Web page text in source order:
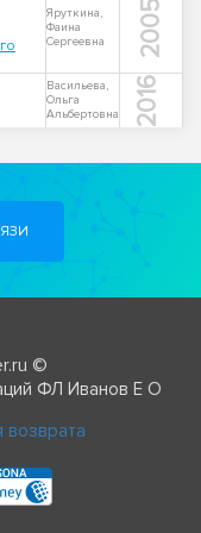
Яруткина,
Фаина
Сергеевна
2005
Васильева,
Ольга
Альбертовна
2016
©
ФЛ Иванов Е О
возврата